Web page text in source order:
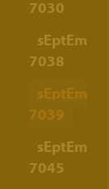
7030
sEptEm
7038
sEptEm
7039
sEptEm
7045